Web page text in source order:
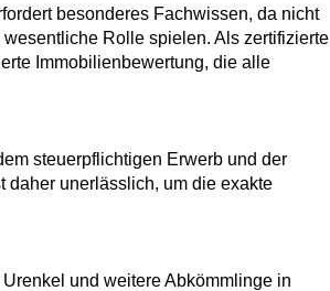
besonderes Fachwissen, da nicht
Rolle spielen. Als zertifizierte
Immobilienbewertung, die alle
steuerpflichtigen Erwerb und der
daher unerlässlich, um die exakte
und weitere Abkömmlinge in